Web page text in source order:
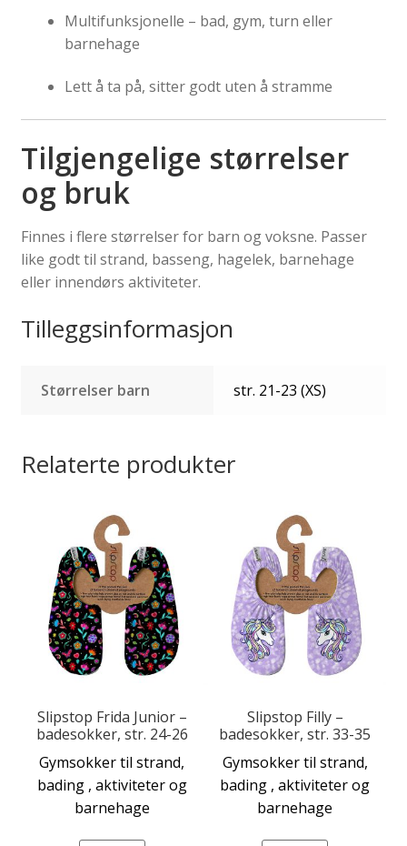
Multifunksjonelle – bad, gym, turn eller
barnehage
Lett å ta på, sitter godt uten å stramme
Tilgjengelige størrelser
og bruk
Finnes i flere størrelser for barn og voksne. Passer
like godt til strand, basseng, hagelek, barnehage
eller innendørs aktiviteter.
Tilleggsinformasjon
Størrelser barn str. 21-23 (XS)
Relaterte produkter
Slipstop Frida Junior –
badesokker, str. 24-26
Gymsokker til strand,
bading , aktiviteter og
barnehage
Slipstop Filly –
badesokker, str. 33-35
Gymsokker til strand,
bading , aktiviteter og
barnehage
Dette
produktet
har
flere